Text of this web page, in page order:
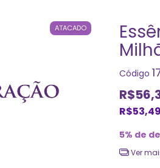
ATACADO
Código
R$53,49
5% de
Ver